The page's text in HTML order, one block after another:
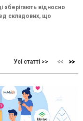
зберігають відносно
складових, що
Усі статті >>